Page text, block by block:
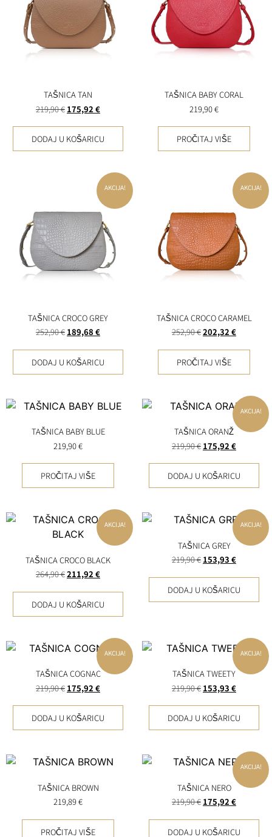
TAŠNICA TAN
219,90€ 175,92 €
DODAJ U KOŠARICU
TAŠNICA BABY CORAL
219,90€
PROČITAJ VIŠE
AKCIJA!
TAŠNICA CROCO GREY
252,90€ 189,68 €
DODAJ U KOŠARICU
AKCIJA!
TAŠNICA CROCO CARAMEL
252,90€202,32 €
PROČITAJ VIŠE
TAŠNICA BABY BLUE
219,90€
PROČITAJ VIŠE
AKCIJA!
TAŠNICA ORANŽ
219,90€ 175,92 €
DODAJ U KOŠARICU
AKCIJA!
TAŠNICA CROCO BLACK
264,90€211,92 €
DODAJ U KOŠARICU
AKCIJA!
TAŠNICA GREY
219,90€ 153,93 €
DODAJ U KOŠARICU
AKCIJA!
TAŠNICA COGNAC
219,90€ 175,92 €
DODAJ U KOŠARICU
AKCIJA!
TAŠNICA TWEETY
219,90€ 153,93 €
DODAJ U KOŠARICU
TAŠNICA BROWN
219,89€
PROČITAJ VIŠE
AKCIJA!
TAŠNICA NERO
219,90€ 175,92 €
DODAJ U KOŠARICU